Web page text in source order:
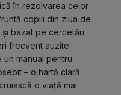
în rezolvarea celor
copiii din ziua de
și bazat pe cercetări
frecvent auzite
manual pentru
– o hartă clară
o viață mai